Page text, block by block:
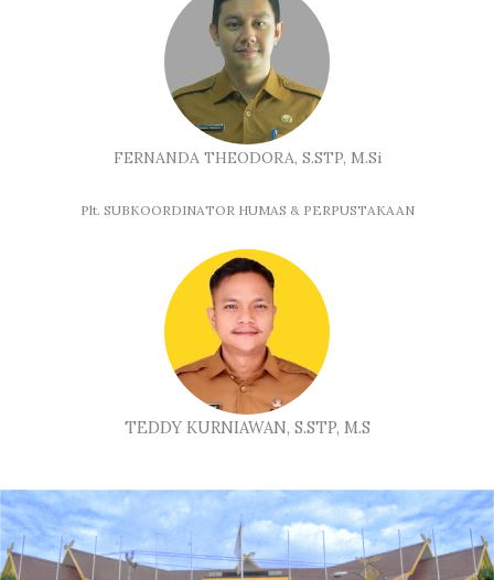
FERNANDA THEODORA, S.STP, M.Si
Plt. SUBKOORDINATOR HUMAS & PERPUSTAKAAN
TEDDY KURNIAWAN, S.STP, M.S